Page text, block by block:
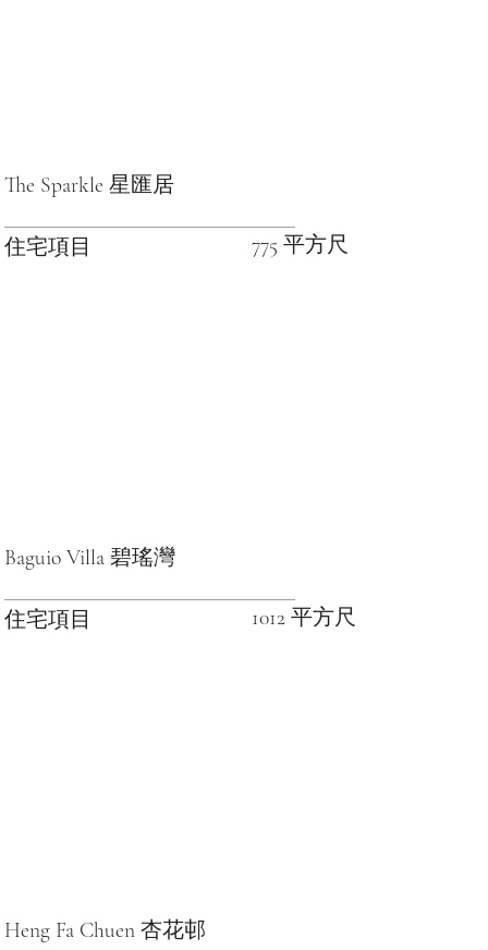
The Sparkle 星匯居
住宅項目 775 平方尺
Baguio Villa 碧瑤灣
住宅項目 1012 平方尺
Heng Fa Chuen 杏花邨